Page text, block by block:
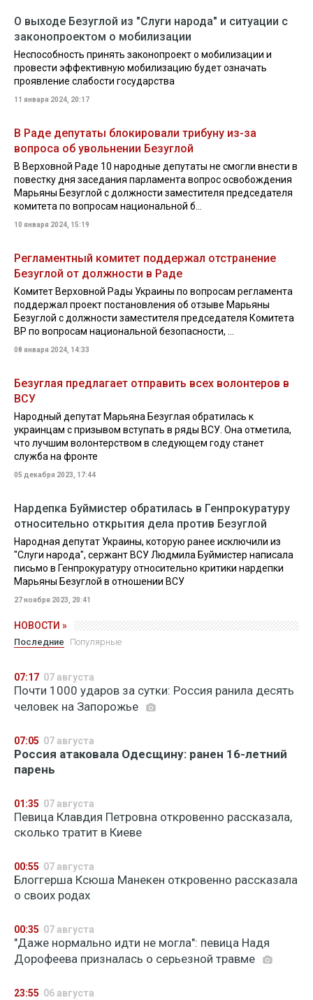
О выходе Безуглой из "Слуги народа" и ситуации с
законопроектом о мобилизации
Неспособность принять законопроект о мобилизации и
провести эффективную мобилизацию будет означать
проявление слабости государства
11 января 2024, 20:17
В Раде депутаты блокировали трибуну из-за
вопроса об увольнении Безуглой
В Верховной Раде 10 народные депутаты не смогли внести в
повестку дня заседания парламента вопрос освобождения
Марьяны Безуглой с должности заместителя председателя
комитета по вопросам национальной б...
10 января 2024, 15:19
Регламентный комитет поддержал отстранение
Безуглой от должности в Раде
Комитет Верховной Рады Украины по вопросам регламента
поддержал проект постановления об отзыве Марьяны
Безуглой с должности заместителя председателя Комитета
ВР по вопросам национальной безопасности, ...
08 января 2024, 14:33
Безуглая предлагает отправить всех волонтеров в
ВСУ
Народный депутат Марьяна Безуглая обратилась к
украинцам с призывом вступать в ряды ВСУ. Она отметила,
что лучшим волонтерством в следующем году станет
служба на фронте
05 декабря 2023, 17:44
Нардепка Буймистер обратилась в Генпрокуратуру
относительно открытия дела против Безуглой
Народная депутат Украины, которую ранее исключили из
"Слуги народа", сержант ВСУ Людмила Буймистер написала
письмо в Генпрокуратуру относительно критики нардепки
Марьяны Безуглой в отношении ВСУ
27 ноября 2023, 20:41
НОВОСТИ »
Последние Популярные
07:17 07 августа
Почти 1000 ударов за сутки: Россия ранила десять
человек на Запорожье
07:05 07 августа
Россия атаковала Одесщину: ранен 16-летний
парень
01:35 07 августа
Певица Клавдия Петровна откровенно рассказала,
сколько тратит в Киеве
00:55 07 августа
Блоггерша Ксюша Манекен откровенно рассказала
о своих родах
00:35 07 августа
"Даже нормально идти не могла": певица Надя
Дорофеева призналась о серьезной травме
23:55 06 августа